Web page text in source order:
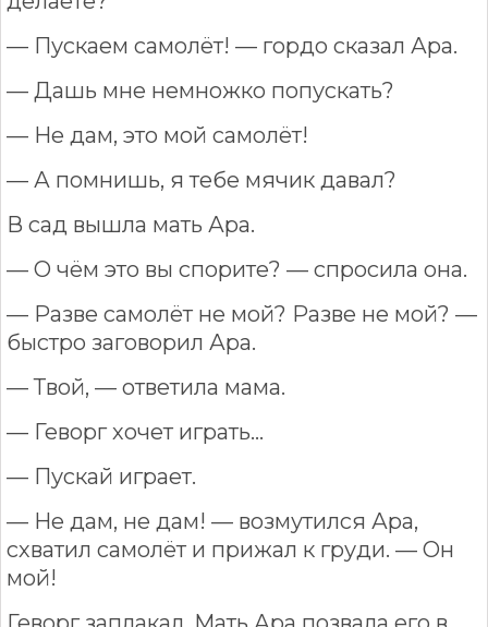
— Пускаем самолёт! — гордо сказал Ара.
— Дашь мне немножко попускать?
— Не дам, это мой самолёт!
— А помнишь, я тебе мячик давал?
В сад вышла мать Ара.
— О чём это вы спорите? — спросила она.
— Разве самолёт не мой? Разве не мой? —
быстро заговорил Ара.
— Твой, — ответила мама.
— Геворг хочет играть…
— Пускай играет.
— Не дам, не дам! — возмутился Ара,
схватил самолёт и прижал к груди. — Он
мой!